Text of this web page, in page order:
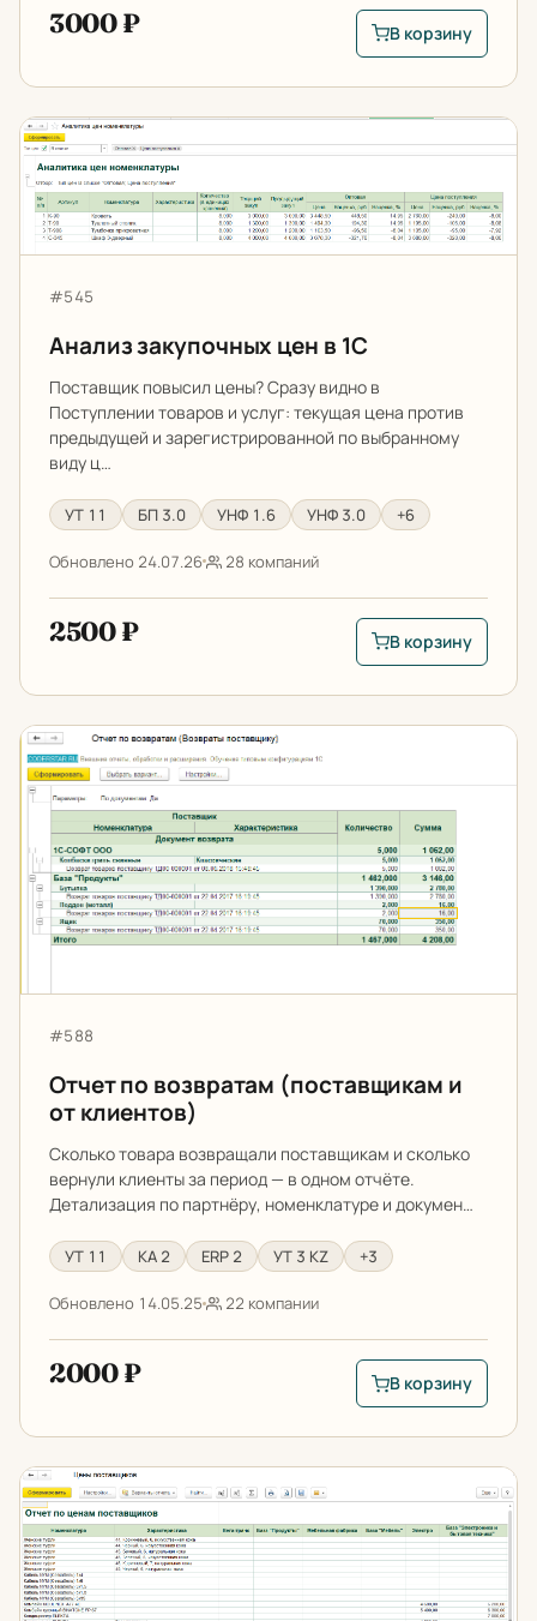
3000 ₽
В корзину:
В корзину
Анализ закупочных цен в 1С
Артикул:
#545
Анализ закупочных цен в 1С
Поставщик повысил цены? Сразу видно в
Поступлении товаров и услуг: текущая цена против
предыдущей и зарегистрированной по выбранному
виду ц…
УТ 11 БП 3.0 УНФ 1.6 УНФ 3.0 +6
Обновлено 24.07.26 28 компаний
2500 ₽
В корзину: Анализ
В корзину
Отчет по возвратам (поставщикам и от клиентов)
Артикул:
#588
Отчет по возвратам (поставщикам и
от клиентов)
Сколько товара возвращали поставщикам и сколько
вернули клиенты за период — в одном отчёте.
Детализация по партнёру, номенклатуре и докумен…
УТ 11 КА 2 ERP 2 УТ 3 KZ +3
Обновлено 14.05.25 22 компании
2000 ₽
В корзину: Отчет
В корзину
Отчет по ценам поставщиков для 1С